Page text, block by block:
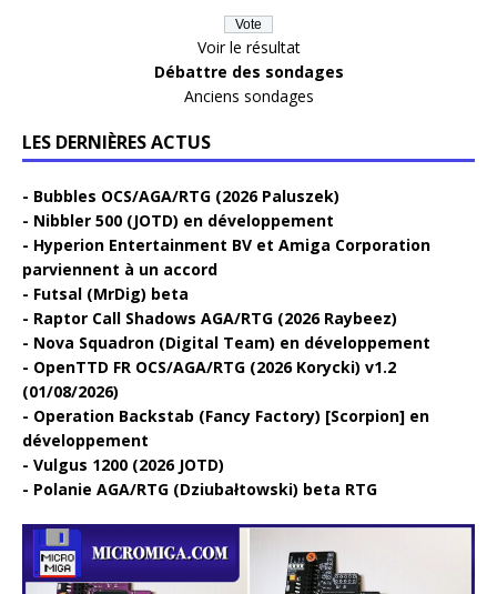
Voir le résultat
Débattre des sondages
Anciens sondages
LES DERNIÈRES ACTUS
Bubbles OCS/AGA/RTG (2026 Paluszek)
Nibbler 500 (JOTD) en développement
Hyperion Entertainment BV et Amiga Corporation
parviennent à un accord
Futsal (MrDig) beta
Raptor Call Shadows AGA/RTG (2026 Raybeez)
Nova Squadron (Digital Team) en développement
OpenTTD FR OCS/AGA/RTG (2026 Korycki) v1.2
(01/08/2026)
Operation Backstab (Fancy Factory) [Scorpion] en
développement
Vulgus 1200 (2026 JOTD)
Polanie AGA/RTG (Dziubałtowski) beta RTG